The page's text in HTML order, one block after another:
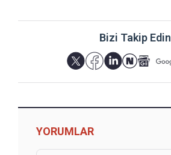
Bizi Takip Edin
YORUMLAR